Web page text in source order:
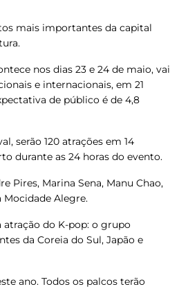
mais importantes da capital
nos dias 23 e 24 de maio, vai
e internacionais, em 21
de público é de 4,8
serão 120 atrações em 14
durante as 24 horas do evento.
Pires, Marina Sena, Manu Chao,
Mocidade Alegre.
do K-pop: o grupo
da Coreia do Sul, Japão e
ano. Todos os palcos terão